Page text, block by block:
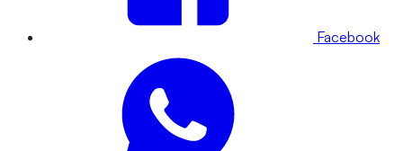
Facebook